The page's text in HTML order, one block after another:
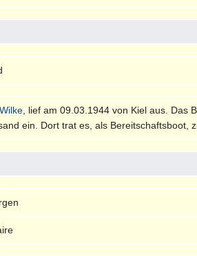
, lief am 09.03.1944 von Kiel aus. Das
ein. Dort trat es, als Bereitschaftsboot,